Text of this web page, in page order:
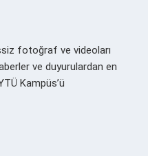
fotoğraf ve videoları
ve duyurulardan en
Kampüs’ü